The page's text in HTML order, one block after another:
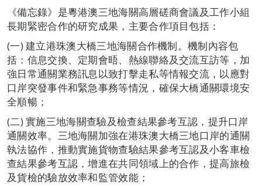
《備忘錄》是粵港澳三地海關高層磋商會議及工作小組
長期緊密合作的研究成果，主要合作項目包括：
(一) 建立港珠澳大橋三地海關合作機制。機制內容包
括：信息交換、定期會晤、熱線聯絡及交流互訪等，加
強日常通關業務訊息以致打擊走私等情報交流，以應對
口岸突發事件和緊急事務等情況，確保大橋通關環境安
全順暢；
(二) 實施三地海關查驗及檢查結果參考互認，提升口岸
通關效率。三地海關加強在港珠澳大橋三地口岸的通關
執法協作，推動實施貨物查驗結果參考互認及小客車檢
查結果參考互認，增進在共同領域上的合作，提高旅檢
及貨檢的驗放效率和監管效能；